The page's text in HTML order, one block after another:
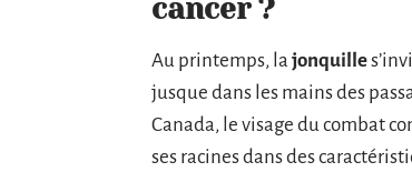
cancer ?
Au printemps, la jonquille
jusque dans les mains des
Canada, le visage du combat
ses racines dans des